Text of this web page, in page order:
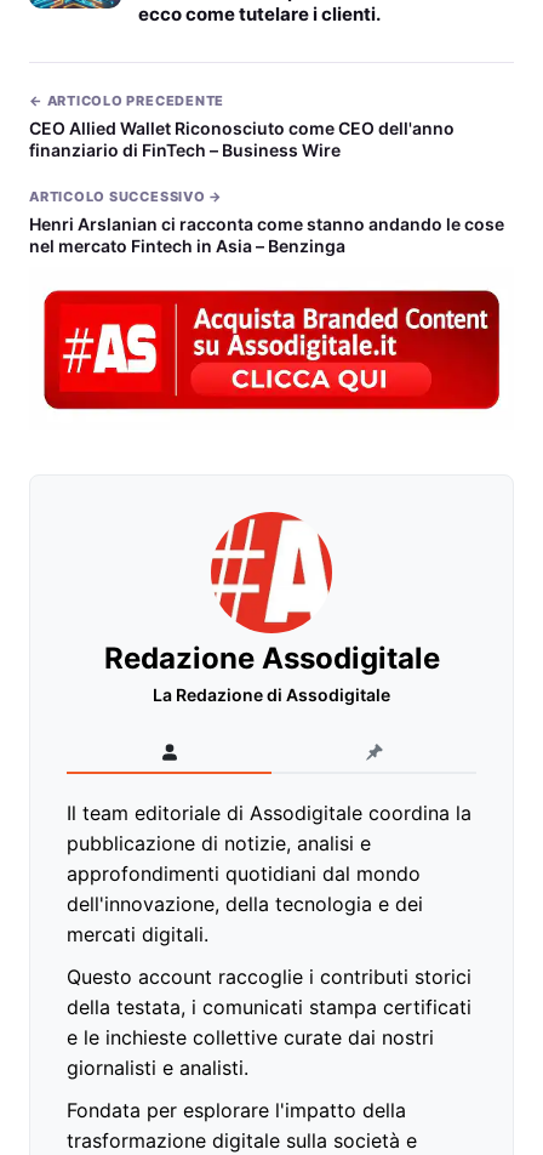
ecco come tutelare i clienti.
← ARTICOLO PRECEDENTE
CEO Allied Wallet Riconosciuto come CEO dell'anno
finanziario di FinTech – Business Wire
ARTICOLO SUCCESSIVO →
Henri Arslanian ci racconta come stanno andando le cose
nel mercato Fintech in Asia – Benzinga
Redazione Assodigitale
La Redazione di Assodigitale
Il team editoriale di Assodigitale coordina la
pubblicazione di notizie, analisi e
approfondimenti quotidiani dal mondo
dell'innovazione, della tecnologia e dei
mercati digitali.
Questo account raccoglie i contributi storici
della testata, i comunicati stampa certificati
e le inchieste collettive curate dai nostri
giornalisti e analisti.
Fondata per esplorare l'impatto della
trasformazione digitale sulla società e